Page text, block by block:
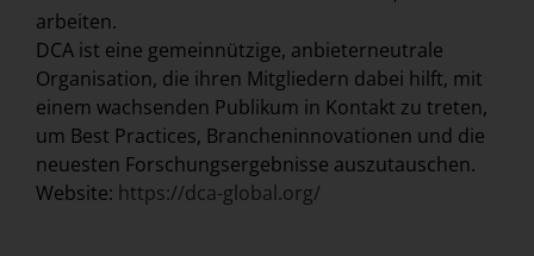
arbeiten.
DCA ist eine gemeinnützige, anbieterneutrale
Organisation, die ihren Mitgliedern dabei hilft, mit
einem wachsenden Publikum in Kontakt zu treten,
um Best Practices, Brancheninnovationen und die
neuesten Forschungsergebnisse auszutauschen.
Website: https://dca-global.org/